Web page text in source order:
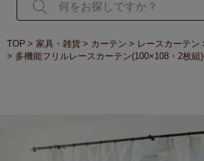
TOP 家具・雑貨 カーテン レースカーテン
多機能フリルレースカーテン(100×108・2枚組)